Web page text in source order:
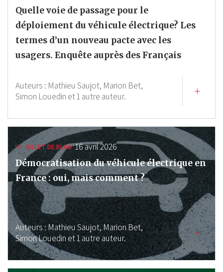
Quelle voie de passage pour le
déploiement du véhicule électrique? Les
termes d’un nouveau pacte avec les
usagers. Enquête auprès des Français
Auteurs : Mathieu Saujot, Marion Bet,
Simon Louedin et 1 autre auteur.
BILLET DE BLOG 16 avril 2026
Démocratisation du véhicule électrique en
France : oui, mais comment ?
Auteurs :Mathieu Saujot, Marion Bet,
Simon Louedinet 1 autre auteur.